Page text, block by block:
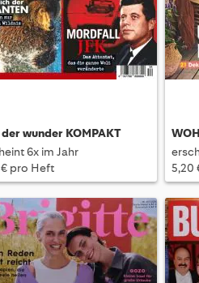
wunder KOMPAKT
6x im Jahr
pro Heft
5,20